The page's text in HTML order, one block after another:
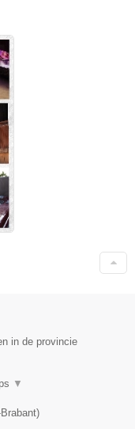
in de provincie
▼
)